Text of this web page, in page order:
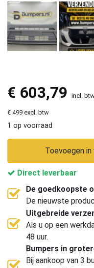
€ 603,79 incl.
€ 499 excl. btw
1 op voorraad
Toevoegen in
Direct leverbaar
De goedkoopste
De nieuwste
Uitgebreide
Als u op een
48 uur.
Bumpers in
Bij aankoop van 3